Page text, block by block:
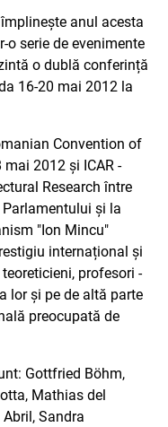
anul acesta
o serie de evenimente
o dublă conferință
16-20 mai 2012 la
Convention of
2012 și ICAR -
Research între
și la
"Ion Mincu"
internațional și
profesori -
lor și pe de altă parte
preocupată de
Gottfried Böhm,
Mathias del
Sandra